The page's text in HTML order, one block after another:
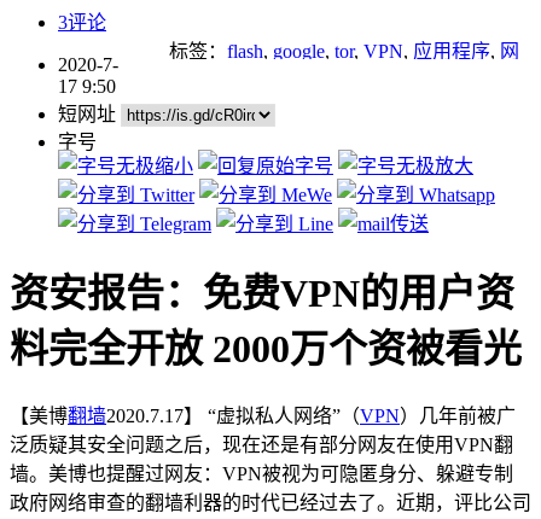
3评论
标签： flash, google, tor, VPN, 应用程序, 网
2020-7-
17 9:50
短网址
字号
资安报告：免费VPN的用户资
料完全开放 2000万个资被看光
【美博翻墙2020.7.17】 “虚拟私人网络”（VPN）几年前被广
泛质疑其安全问题之后，现在还是有部分网友在使用VPN翻
墙。美博也提醒过网友：VPN被视为可隐匿身分、躲避专制
政府网络审查的翻墙利器的时代已经过去了。近期，评比公司